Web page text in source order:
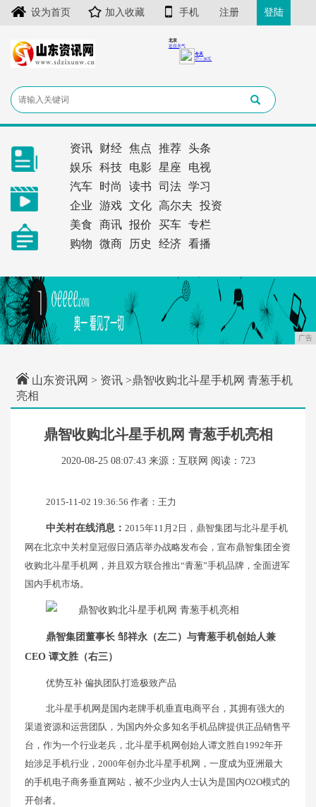
设为首页 加入收藏 手机 注册 登陆
资讯 财经 焦点 推荐
头条
娱乐
科技 电影 星座
电视
汽车
时尚 读书 司法
学习
企业
游戏 文化 高尔夫
投资
美食
商讯 报价 买车
专栏
购物
微商 历史 经济 看播
广告
山东资讯网 > 资讯 >鼎智收购北斗星手机网 青葱手机
亮相
鼎智收购北斗星手机网 青葱手机亮相
2020-08-25 08:07:43 来源：互联网 阅读：723
2015-11-02 19:36:56 作者：王力
中关村在线消息： 2015年11月2日，鼎智集团与北斗星手机
网在北京中关村皇冠假日酒店举办战略发布会，宣布鼎智集团全资
收购北斗星手机网，并且双方联合推出“青葱”手机品牌，全面进军
国内手机市场。
鼎智集团董事长 邹祥永（左二）与青葱手机创始人兼
CEO 谭文胜（右三）
优势互补 偏执团队打造极致产品
北斗星手机网是国内老牌手机垂直电商平台，其拥有强大的
渠道资源和运营团队，为国内外众多知名手机品牌提供正品销售平
台，作为一个行业老兵，北斗星手机网创始人谭文胜自1992年开
始涉足手机行业，2000年创办北斗星手机网，一度成为亚洲最大
的手机电子商务垂直网站，被不少业内人士认为是国内O2O模式的
开创者。